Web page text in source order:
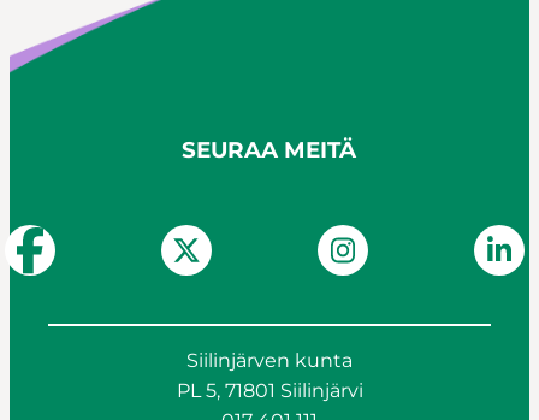
SEURAA MEITÄ
Siilinjärven kunta
PL 5, 71801 Siilinjärvi